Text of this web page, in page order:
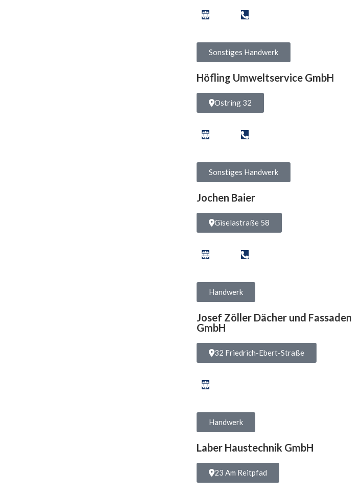
Sonstiges Handwerk
Höfling Umweltservice GmbH
Ostring 32
Sonstiges Handwerk
Jochen Baier
Giselastraße 58
Handwerk
Josef Zöller Dächer und Fassaden
GmbH
32 Friedrich-Ebert-Straße
Handwerk
Laber Haustechnik GmbH
23 Am Reitpfad